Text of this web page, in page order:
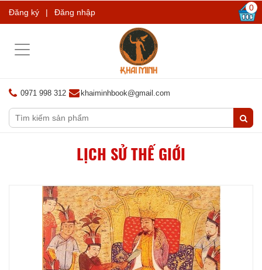
Đăng ký | Đăng nhập 0
Toggle
0971 998 312 khaiminhbook@gmail.com
LỊCH SỬ THẾ GIỚI